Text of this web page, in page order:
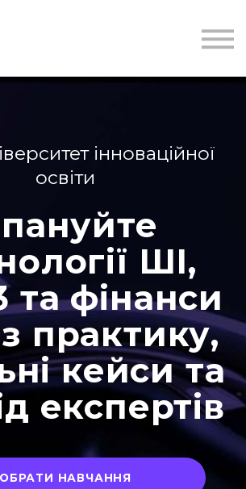
Блог
інноваційної
освіти
ШІ,
та фінанси
практику,
кейси та
експертів
ОБРАТИ НАВЧАННЯ